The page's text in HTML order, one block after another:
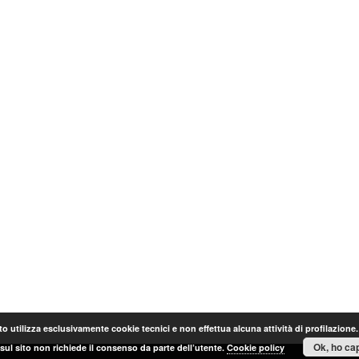
utilizza esclusivamente cookie tecnici e non effettua alcuna attività di
sul sito non richiede il consenso da parte dell’utente.Cookie policy Ok, ho